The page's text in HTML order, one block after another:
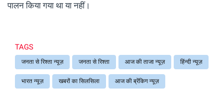
पालन किया गया था या नहीं।
TAGS
जनता से रिश्ता न्यूज़ जनता से रिश्ता आज की ताजा न्यूज़ हिंन्दी न्यूज़
भारत न्यूज़ खबरों का सिलसिला आज की ब्रेंकिग न्यूज़